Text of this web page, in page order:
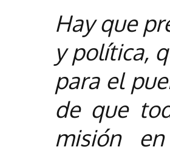
Hay que
y política,
para el
de que
misión